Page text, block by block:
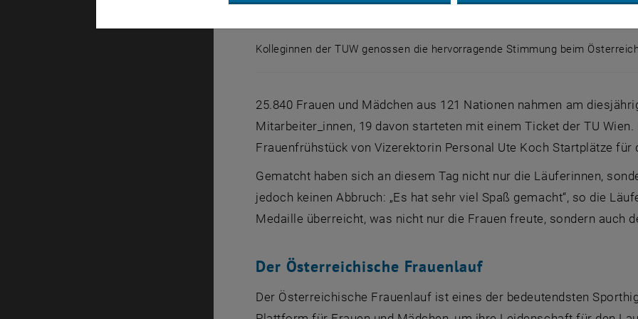
Kolleginnen der TUW genossen die hervorragende Stimmung beim
25.840 Frauen und Mädchen aus 121 Nationen nahmen am
Mitarbeiter_innen, 19 davon starteten mit einem Ticket der TU
Frauenfrühstück von Vizerektorin Personal Ute Koch Startplätze für
Gematcht haben sich an diesem Tag nicht nur die Läuferinnen,
jedoch keinen Abbruch: „Es hat sehr viel Spaß gemacht“, so die
Medaille überreicht, was nicht nur die Frauen freute, sondern auch
Der Österreichische Frauenlauf
Der Österreichische Frauenlauf ist eines der bedeutendsten